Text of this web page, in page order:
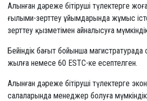
Алынған дәреже бітіруші түлектерге
ғылыми-зерттеу ұйымдарында жұмыс
зерттеу қызметімен айналысуға
Бейіндік бағыт бойынша
жылға немесе 60 ESTC-ке есептелген.
Алынған дәреже бітіруші түлектерге
салаларында менеджер болуға